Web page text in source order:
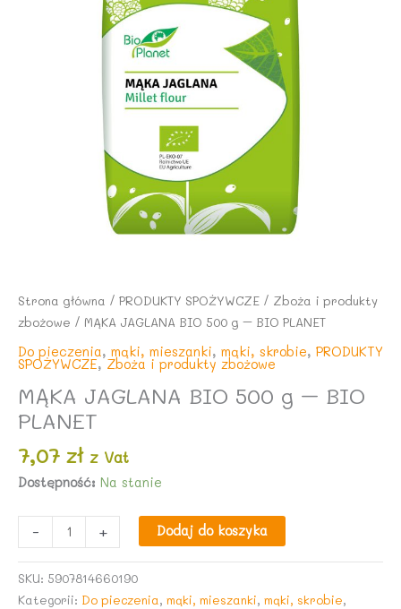
Strona główna / PRODUKTY SPOŻYWCZE / Zboża i produkty
zbożowe / MĄKA JAGLANA BIO 500 g – BIO PLANET
Do pieczenia, mąki, mieszanki, mąki, skrobie, PRODUKTY
SPOŻYWCZE,Zboża i produkty zbożowe
MĄKA JAGLANA BIO 500 g – BIO
PLANET
7,07 zł z Vat
Dostępność: Na stanie
-
MĄKA
JAGLANA
+ Dodaj do koszyka
SKU: 5907814660190
Kategorii: Do pieczenia, mąki, mieszanki, mąki, skrobie,